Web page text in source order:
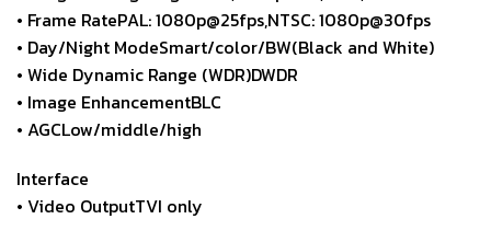
• Frame RatePAL: 1080p@25fps,NTSC: 1080p@30fps
• Day/Night ModeSmart/color/BW(Black and White)
• Wide Dynamic Range (WDR)DWDR
• Image EnhancementBLC
• AGCLow/middle/high
Interface
• Video OutputTVI only